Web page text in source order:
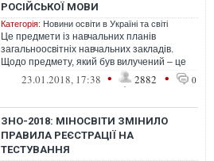
РОСІЙСЬКОЇ МОВИ
Категорія: Новини освіти в Україні та світі
Це предмети із навчальних планів
загальноосвітніх навчальних закладів.
Щодо предмету, який був вилучений – це
російська мова у зв’язку з тим, що обсяг...
23.01.2018, 17:38 • 2882 • 0
ЗНО-2018: МІНОСВІТИ ЗМІНИЛО
ПРАВИЛА РЕЄСТРАЦІЇ НА
ТЕСТУВАННЯ